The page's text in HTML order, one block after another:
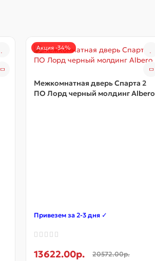
Акция -34%
Межкомнатная дверь Спарта 2
ПО Лорд черный молдинг Albero
Привезем за 2-3 дня ✓
13622.00р. 20572.00р.